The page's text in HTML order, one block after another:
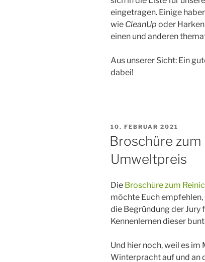
eingetragen. Einige
wie CleanUp oder
einen und anderen
Aus unserer Sicht: Ein
dabei!
VERÖFFENTLICHT
10. FEBRUAR 2021
Broschüre
Umweltpreis
Die Broschüre zum
möchte Euch empfehlen,
die Begründung der Jury
Kennenlernen dieser
Und hier noch, weil es
Winterpracht auf und an